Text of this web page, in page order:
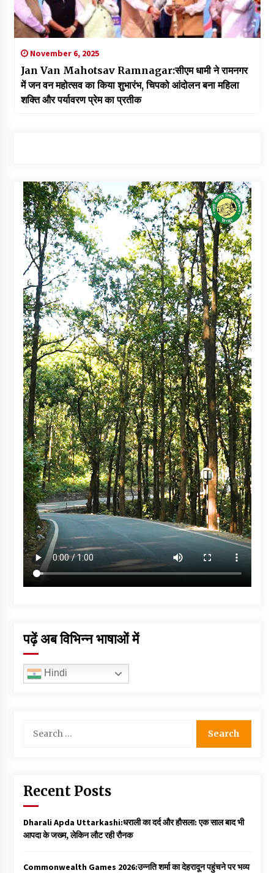
November 6, 2025
Jan Van Mahotsav Ramnagar:सीएम धामी ने रामनगर
में जन वन महोत्सव का किया शुभारंभ, चिपको आंदोलन बना महिला
शक्ति और पर्यावरण प्रेम का प्रतीक
पढ़ें अब विभिन्न भाषाओं में
Hindi
for:
Recent Posts
Dharali Apda Uttarkashi:धराली का दर्द और हौसला: एक साल बाद भी
आपदा के जख्म, लेकिन लौट रही रौनक
Commonwealth Games 2026:उन्नति शर्मा का देहरादून पहुंचने पर भव्य